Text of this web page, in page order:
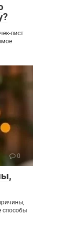
лист
0
способы